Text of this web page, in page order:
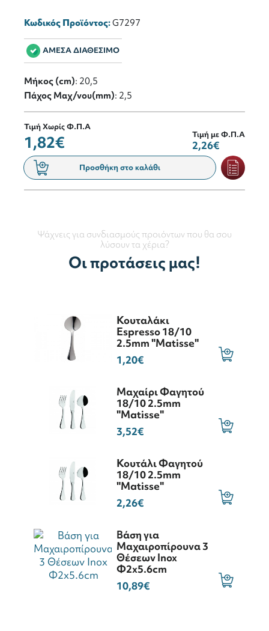
Κωδικός Προϊόντος:G7297
ΑΜΕΣΑ ΔΙΑΘΕΣΙΜΟ
Μήκος (cm): 20,5
Πάχος Μαχ/νου(mm): 2,5
Τιμή Χωρίς Φ.Π.Α
1,82€ Τιμή με Φ.Π.Α
2,26€
Προσθήκη στο καλάθι
Ψάχνεις για συνδιασμούς προιόντων που θα σου
λύσουν τα χέρια?
Οι προτάσεις μας!
Κουταλάκι
Espresso 18/10
2.5mm "Matisse"
1,20€
Μαχαίρι Φαγητού
18/10 2.5mm
"Matisse"
3,52€
Κουτάλι Φαγητού
18/10 2.5mm
"Matisse"
2,26€
Βάση για
Μαχαιροπίρουνα 3
Θέσεων Inox
Φ2x5.6cm
10,89€